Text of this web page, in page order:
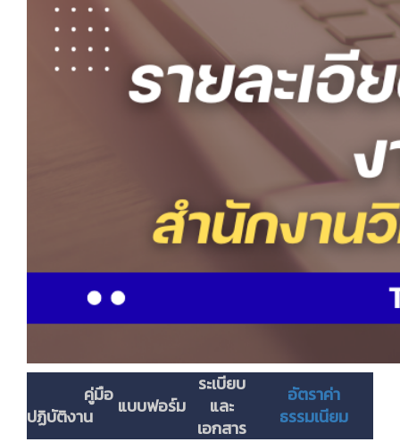
คู่มือ
ปฏิบัติงาน
แบบฟอร์ม
ระเบียบ
และ
เอกสาร
อัตราค่า
ธรรมเนียม